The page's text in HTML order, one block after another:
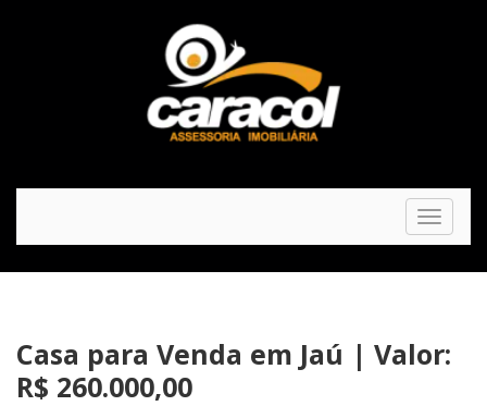
Toggle
Casa para Venda em Jaú | Valor:
R$ 260.000,00